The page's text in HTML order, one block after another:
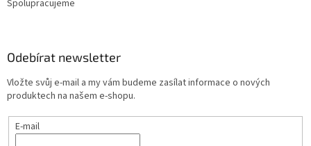
Spolupracujeme
Odebírat newsletter
Vložte svůj e-mail a my vám budeme zasílat informace o nových
produktech na našem e-shopu.
E-mail